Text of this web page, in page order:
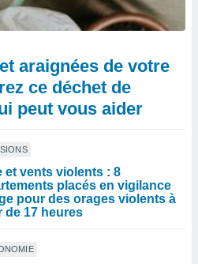
araignées de votre
ce déchet de
peut vous aider
et vents violents : 8
placés en vigilance
pour des orages violents à
de 17 heures